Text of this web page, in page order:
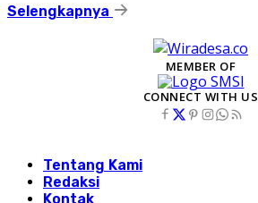
Selengkapnya
MEMBER OF
CONNECT WITH US
Tentang Kami
Redaksi
Kontak